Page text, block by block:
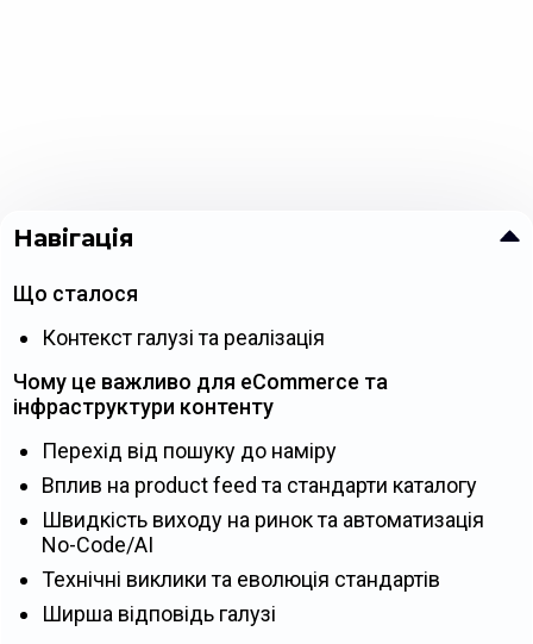
Навігація
Що сталося
Контекст галузі та реалізація
Чому це важливо для eCommerce та
інфраструктури контенту
Перехід від пошуку до наміру
Вплив на product feed та стандарти каталогу
Швидкість виходу на ринок та автоматизація
No-Code/AI
Технічні виклики та еволюція стандартів
Ширша відповідь галузі